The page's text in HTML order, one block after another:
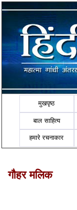
मुखपृष्ठ
बाल साहित्य
हमारे रचनाकार
गौहर मलिक